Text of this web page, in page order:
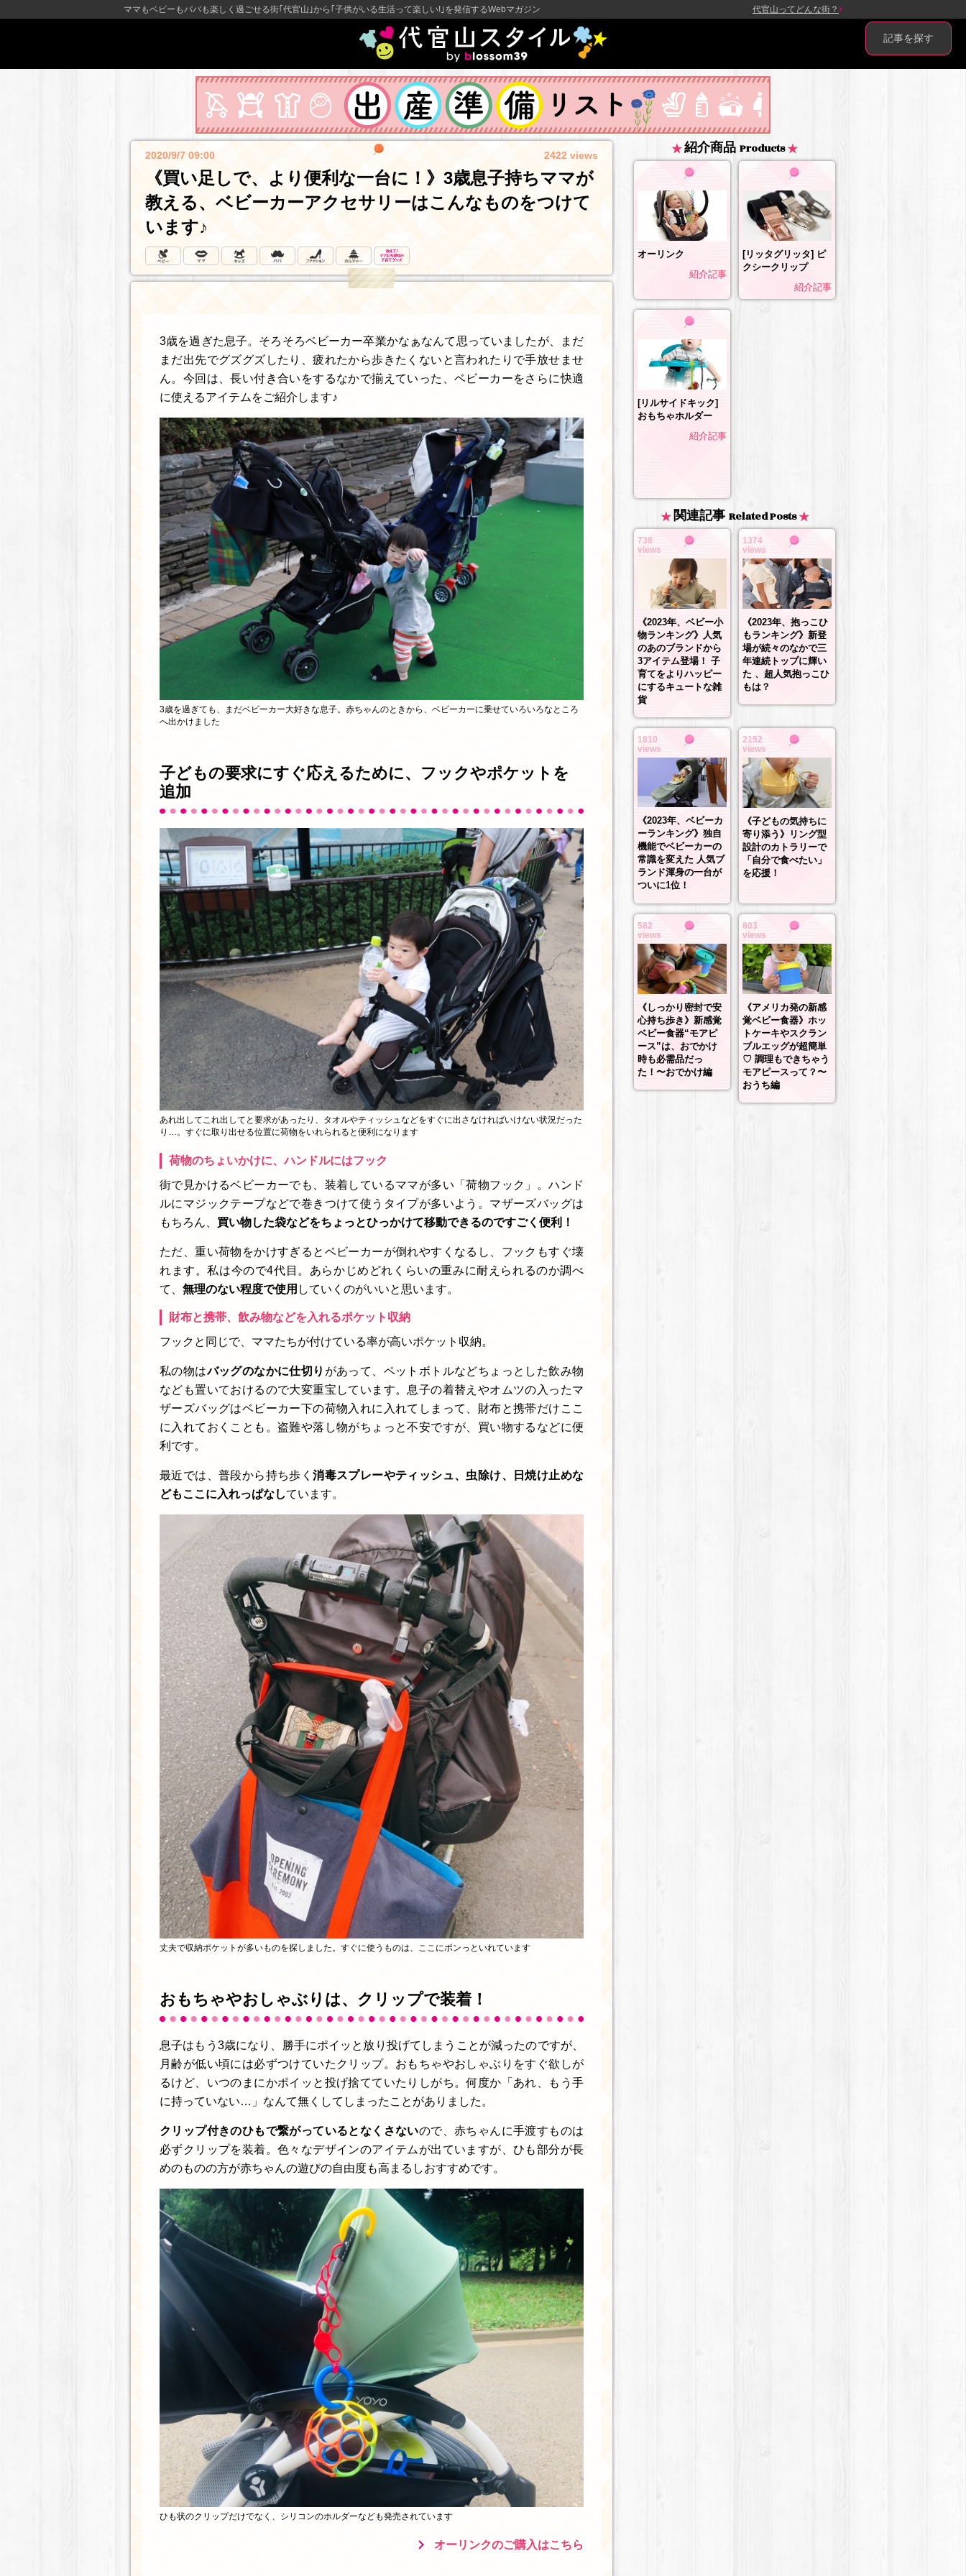
ママもベビーもパパも楽しく過ごせる街｢代官山｣から｢子供がいる生活って楽しい!｣を発信するWebマガジン 代官山ってどんな街？
2020/9/7 09:00 2422 views
《買い足しで、より便利な一台に！》3歳息子持ちママが
教える、ベビーカーアクセサリーはこんなものをつけて
います♪
3歳を過ぎた息子。そろそろベビーカー卒業かなぁなんて思っていましたが、まだ
まだ出先でグズグズしたり、疲れたから歩きたくないと言われたりで手放せませ
ん。今回は、長い付き合いをするなかで揃えていった、ベビーカーをさらに快適
に使えるアイテムをご紹介します♪
3歳を過ぎても、まだベビーカー大好きな息子。赤ちゃんのときから、ベビーカーに乗せていろいろなところ
へ出かけました
子どもの要求にすぐ応えるために、フックやポケットを
追加
あれ出してこれ出してと要求があったり、タオルやティッシュなどをすぐに出さなければいけない状況だった
り…。すぐに取り出せる位置に荷物をいれられると便利になります
荷物のちょいかけに、ハンドルにはフック
街で見かけるベビーカーでも、装着しているママが多い「荷物フック」。ハンド
ルにマジックテープなどで巻きつけて使うタイプが多いよう。マザーズバッグは
もちろん、 買い物した袋などをちょっとひっかけて移動できるのですごく便利！
ただ、重い荷物をかけすぎるとベビーカーが倒れやすくなるし、フックもすぐ壊
れます。私は今ので4代目。あらかじめどれくらいの重みに耐えられるのか調べ
て、 無理のない程度で使用 していくのがいいと思います。
財布と携帯、飲み物などを入れるポケット収納
フックと同じで、ママたちが付けている率が高いポケット収納。
私の物はバッグのなかに仕切り があって、ペットボトルなどちょっとした飲み物
なども置いておけるので大変重宝しています。息子の着替えやオムツの入ったマ
ザーズバッグはベビーカー下の荷物入れに入れてしまって、財布と携帯だけここ
に入れておくことも。盗難や落し物がちょっと不安ですが、買い物するなどに便
利です。
最近では、普段から持ち歩く消毒スプレーやティッシュ、虫除け、日焼け止めな
どもここに入れっぱなしています。
丈夫で収納ポケットが多いものを探しました。すぐに使うものは、ここにポンっといれています
おもちゃやおしゃぶりは、クリップで装着！
息子はもう3歳になり、勝手にポイッと放り投げてしまうことが減ったのですが、
月齢が低い頃には必ずつけていたクリップ。おもちゃやおしゃぶりをすぐ欲しが
るけど、いつのまにかポイッと投げ捨てていたりしがち。何度か「あれ、もう手
に持っていない…」なんて無くしてしまったことがありました。
クリップ付きのひもで繋がっているとなくさないので、赤ちゃんに手渡すものは
必ずクリップを装着。色々なデザインのアイテムが出ていますが、ひも部分が長
めのものの方が赤ちゃんの遊びの自由度も高まるしおすすめです。
ひも状のクリップだけでなく、シリコンのホルダーなども発売されています
オーリンクのご購入はこちら
紹介商品 Products
オーリンク
紹介記事
[リッタグリッタ] ピ
クシークリップ
紹介記事
[リルサイドキック]
おもちゃホルダー
紹介記事
関連記事 Related Posts
738
views
《2023年、ベビー小
物ランキング》人気
のあのブランドから
3アイテム登場！ 子
育てをよりハッピー
にするキュートな雑
貨
1374
views
《2023年、抱っこひ
もランキング》新登
場が続々のなかで三
年連続トップに輝い
た 、超人気抱っこひ
もは？
1810
views
《2023年、ベビーカ
ーランキング》独自
機能でベビーカーの
常識を変えた 人気ブ
ランド渾身の一台が
ついに1位！
2152
views
《子どもの気持ちに
寄り添う》リング型
設計のカトラリーで
「自分で食べたい」
を応援！
582
views
《しっかり密封で安
心持ち歩き》新感覚
ベビー食器“モアピ
ース”は、おでかけ
時も必需品だっ
た！〜おでかけ編
803
views
《アメリカ発の新感
覚ベビー食器》ホッ
トケーキやスクラン
ブルエッグが超簡単
♡ 調理もできちゃう
モアピースって？〜
おうち編
記事を探す